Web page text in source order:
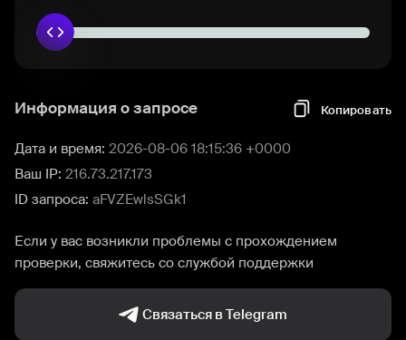
Информация о запросе Копировать
Дата и время: 2026-08-06 18:15:36 +0000
Ваш IP: 216.73.217.173
ID запроса: aFVZEwlsSGk1
Если у вас возникли проблемы с прохождением
проверки, свяжитесь со службой поддержки
Связаться в Telegram